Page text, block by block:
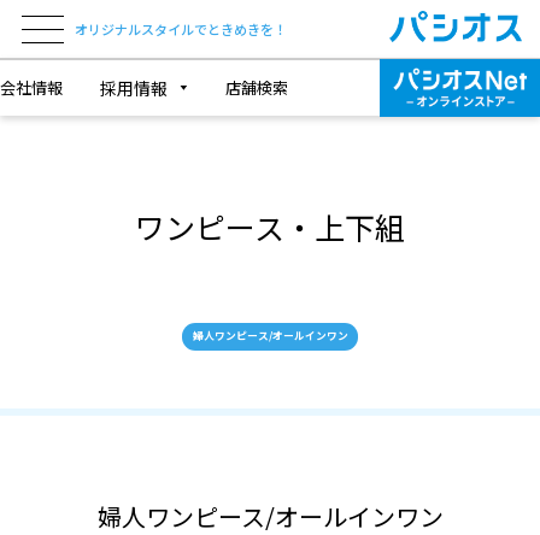
オリジナルスタイルでときめきを！
会社情報 採用情報 店舗検索
ワンピース・上下組
婦人ワンピース/オールインワン
婦人ワンピース/オールインワン